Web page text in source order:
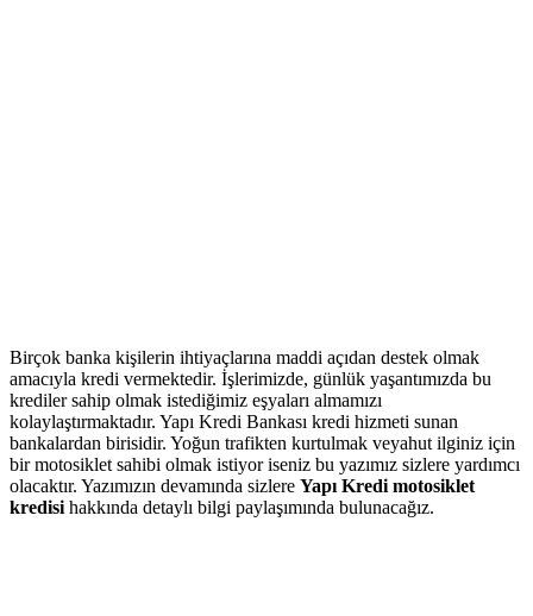
Birçok banka kişilerin ihtiyaçlarına maddi açıdan destek olmak
amacıyla kredi vermektedir. İşlerimizde, günlük yaşantımızda bu
krediler sahip olmak istediğimiz eşyaları almamızı
kolaylaştırmaktadır. Yapı Kredi Bankası kredi hizmeti sunan
bankalardan birisidir. Yoğun trafikten kurtulmak veyahut ilginiz için
bir motosiklet sahibi olmak istiyor iseniz bu yazımız sizlere yardımcı
olacaktır. Yazımızın devamında sizlere Yapı Kredi motosiklet
kredisi hakkında detaylı bilgi paylaşımında bulunacağız.